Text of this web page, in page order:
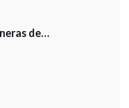
Las conferencias mañaneras de AMLO; el análisis con Luis Estrada